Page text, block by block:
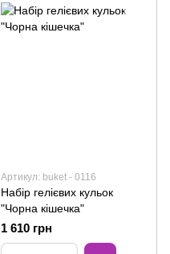
Артикул: buket - 0116
Набір гелієвих кульок
"Чорна кішечка"
1 610 грн